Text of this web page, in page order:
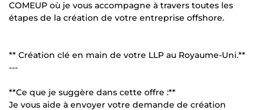
COMEUP où je vous accompagne à travers toutes les
étapes de la création de votre entreprise offshore.
** Création clé en main de votre LLP au Royaume-Uni.**
---
**Ce que je suggère dans cette offre :**
Je vous aide à envoyer votre demande de création